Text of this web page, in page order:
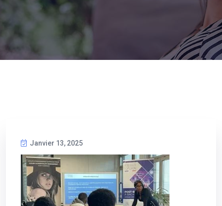
Janvier 13, 2025